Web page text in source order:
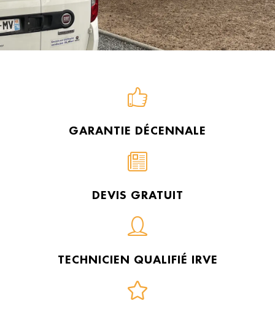
GARANTIE DÉCENNALE
DEVIS GRATUIT
TECHNICIEN QUALIFIÉ IRVE